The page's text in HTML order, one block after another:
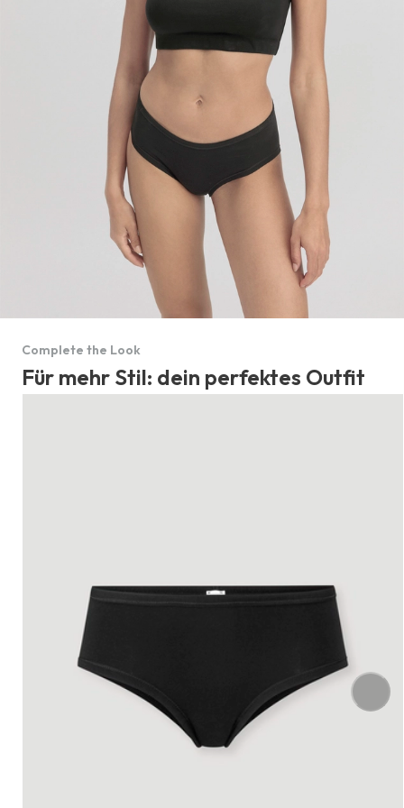
Complete the Look
Für mehr Stil: dein perfektes Outfit